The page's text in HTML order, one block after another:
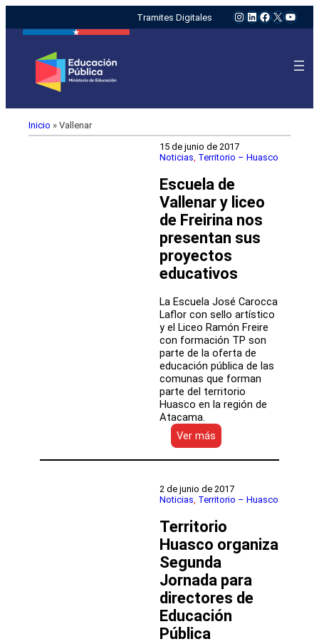
Tramites Digitales Instagram
LinkedIn
Facebook
X
Inicio » Vallenar
15 de junio de 2017
Noticias Territorio – Huasco
Escuela de
Vallenar y liceo
de Freirina nos
presentan sus
proyectos
educativos
La Escuela José Carocca
Laflor con sello artístico
y el Liceo Ramón Freire
con formación TP son
parte de la oferta de
educación pública de las
comunas que forman
parte del territorio
Huasco en la región de
Atacama.
Ver más
Escuela
de
y
liceo
Freirina
presentan
sus
proyectos
educativos
2 de junio de 2017
Noticias, Territorio – Huasco
Territorio
Huasco organiza
Segunda
Jornada para
directores de
Educación
Pública